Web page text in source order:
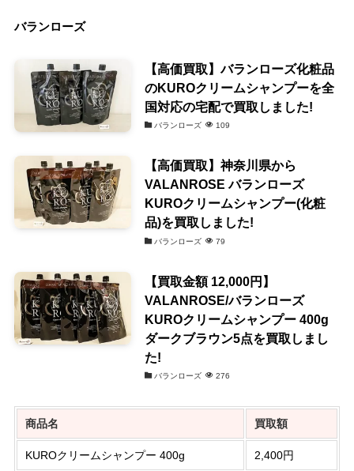
バランローズ
【高価買取】バランローズ化粧品
のKUROクリームシャンプーを全
国対応の宅配で買取しました!
バランローズ 109
【高価買取】神奈川県から
VALANROSE バランローズ
KUROクリームシャンプー(化粧
品)を買取しました!
バランローズ 79
【買取金額 12,000円】
VALANROSE/バランローズ
KUROクリームシャンプー 400g
ダークブラウン5点を買取しまし
た!
バランローズ 276
商品名 買取額
KUROクリームシャンプー 400g 2,400円